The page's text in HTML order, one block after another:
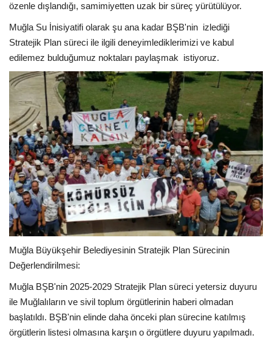
özenle dışlandığı, samimiyetten uzak bir süreç yürütülüyor.
Muğla Su İnisiyatifi olarak şu ana kadar BŞB'nin izlediği
Stratejik Plan süreci ile ilgili deneyimlediklerimizi ve kabul
edilemez bulduğumuz noktaları paylaşmak istiyoruz.
Muğla Büyükşehir Belediyesinin Stratejik Plan Sürecinin
Değerlendirilmesi:
Muğla BŞB'nin 2025-2029 Stratejik Plan süreci yetersiz duyuru
ile Muğlalıların ve sivil toplum örgütlerinin haberi olmadan
başlatıldı. BŞB'nin elinde daha önceki plan sürecine katılmış
örgütlerin listesi olmasına karşın o örgütlere duyuru yapılmadı.